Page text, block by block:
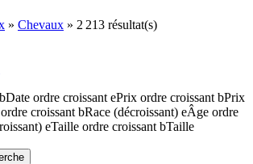
» Chevaux » 2 213 résultat(s)
bDate ordre croissant ePrix ordre croissant bPrix
croissant bRace (décroissant) eÂge ordre
eTaille ordre croissant bTaille